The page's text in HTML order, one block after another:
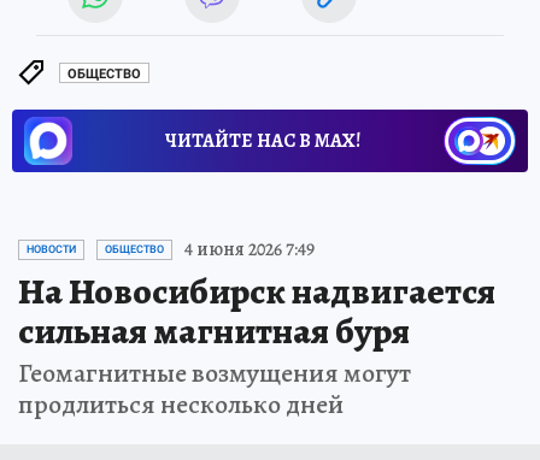
ОБЩЕСТВО
ЧИТАЙТЕ НАС В МАХ!
НОВОСТИ ОБЩЕСТВО 4 июня 2026 7:49
На Новосибирск надвигается
сильная магнитная буря
Геомагнитные возмущения могут
продлиться несколько дней